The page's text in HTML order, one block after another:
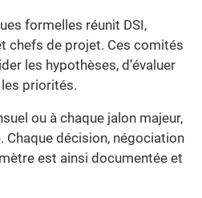
formelles réunit DSI,
chefs de projet. Ces comités
les hypothèses, d’évaluer
les priorités.
ou à chaque jalon majeur,
Chaque décision, négociation
est ainsi documentée et